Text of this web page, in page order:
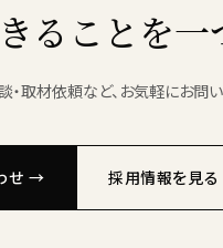
ることを一
・取材依頼など、お気軽にお問い
せ → 採用情報を見